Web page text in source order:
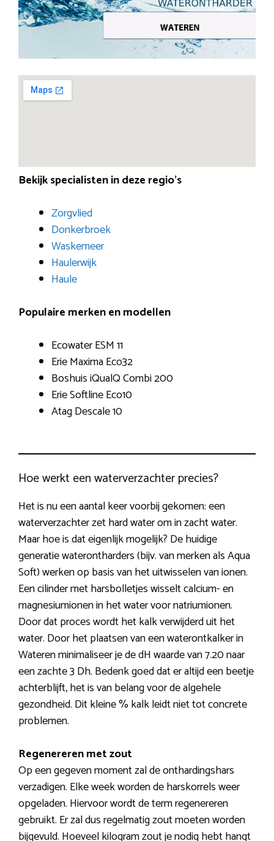
Bekijk specialisten in deze regio’s
Zorgvlied
Donkerbroek
Waskemeer
Haulerwijk
Haule
Populaire merken en modellen
Ecowater ESM 11
Erie Maxima Eco32
Boshuis iQualQ Combi 200
Erie Softline Eco10
Atag Descale 10
Hoe werkt een waterverzachter precies?
Het is nu een aantal keer voorbij gekomen: een
waterverzachter zet hard water om in zacht water.
Maar hoe is dat eigenlijk mogelijk? De huidige
generatie waterontharders (bijv. van merken als Aqua
Soft) werken op basis van het uitwisselen van ionen.
Een cilinder met harsbolletjes wisselt calcium- en
magnesiumionen in het water voor natriumionen.
Door dat proces wordt het kalk verwijderd uit het
water. Door het plaatsen van een waterontkalker in
Wateren minimaliseer je de dH waarde van 7.20 naar
een zachte 3 Dh. Bedenk goed dat er altijd een beetje
achterblijft, het is van belang voor de algehele
gezondheid. Dit kleine % kalk leidt niet tot concrete
problemen.
Regenereren met zout
Op een gegeven moment zal de onthardingshars
verzadigen. Elke week worden de harskorrels weer
opgeladen. Hiervoor wordt de term regenereren
gebruikt. Er zal dus regelmatig zout moeten worden
bijgevuld. Hoeveel kilogram zout je nodig hebt hangt